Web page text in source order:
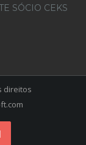
SÓCIO CEKS
direitos
Skype